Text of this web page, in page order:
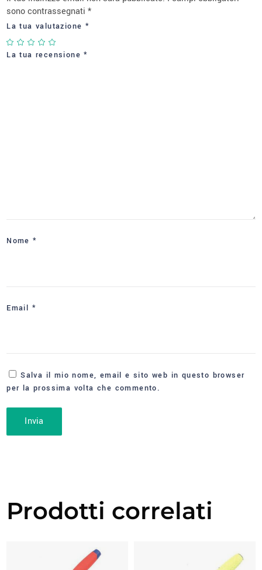
sono contrassegnati*
La tua valutazione *
La tua recensione*
Nome*
Email *
Salva il mio nome, email e sito web in questo browser
per la prossima volta che commento.
Prodotti correlati